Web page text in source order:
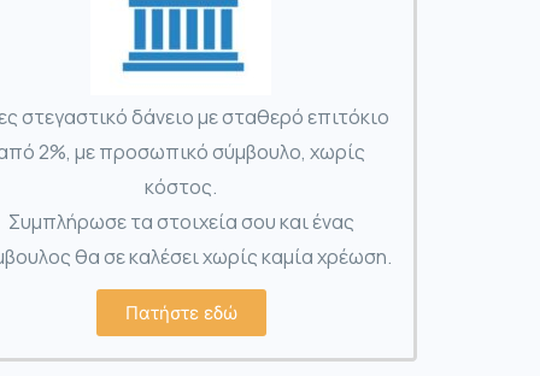
στεγαστικό δάνειο με σταθερό επιτόκιο
2%, με προσωπικό σύμβουλο, χωρίς
κόστος.
Συμπλήρωσε τα στοιχεία σου και ένας
θα σε καλέσει χωρίς καμία χρέωση.
Πατήστε εδώ